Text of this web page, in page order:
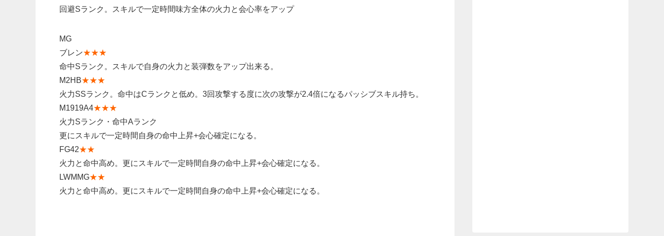
回避Sランク。スキルで一定時間味方全体の火力と会心率をアップ
MG
ブレン★★★
命中Sランク。スキルで自身の火力と装弾数をアップ出来る。
M2HB★★★
火力SSランク。命中はCランクと低め。3回攻撃する度に次の攻撃が2.4倍になるパッシブスキル持ち。
M1919A4★★★
火力Sランク・命中Aランク
更にスキルで一定時間自身の命中上昇+会心確定になる。
FG42★★
火力と命中高め。更にスキルで一定時間自身の命中上昇+会心確定になる。
LWMMG★★
火力と命中高め。更にスキルで一定時間自身の命中上昇+会心確定になる。